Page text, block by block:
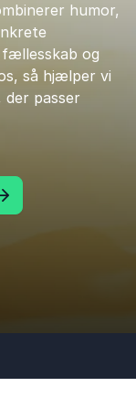
humor,
og
så hjælper vi
der passer